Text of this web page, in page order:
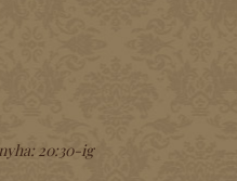
20:30-ig